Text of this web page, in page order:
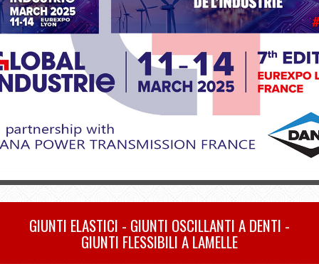
GIUNTI ELASTICI - GIUNTI OSCILLANTI A DENTI -
GIUNTI FLESSIBILI A LAMELLE